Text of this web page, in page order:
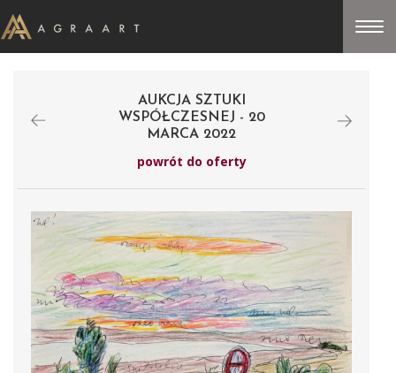
AUKCJA SZTUKI
WSPÓŁCZESNEJ - 20
MARCA 2022
powrót do oferty